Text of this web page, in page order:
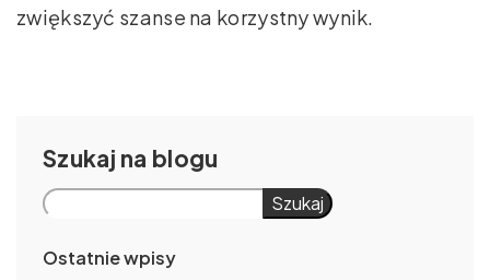
zwiększyć szanse na korzystny wynik.
Szukaj
Szukaj
Ostatnie wpisy